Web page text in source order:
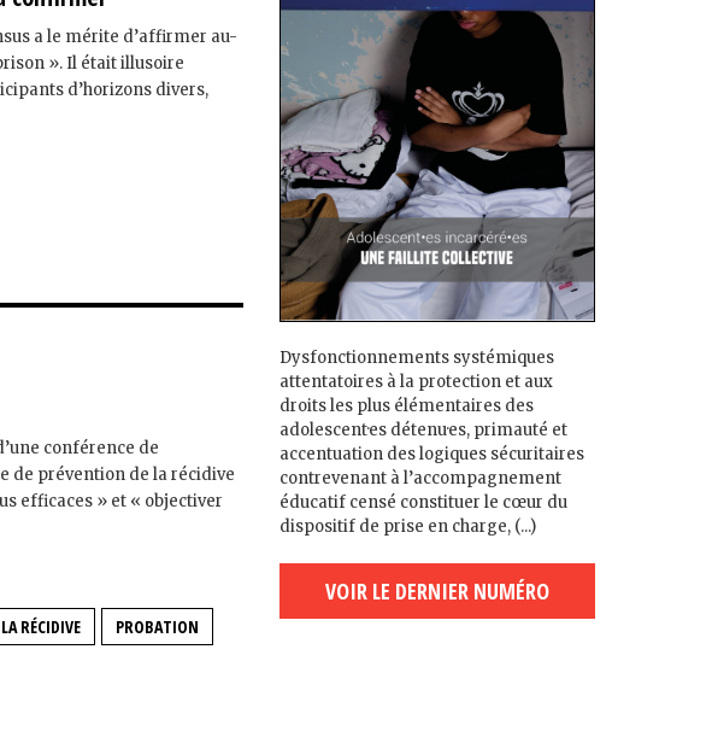
a le mérite d’affirmer au-
». Il était illusoire
d’horizons divers,
conférence de
de prévention de la récidive
efficaces » et « objectiver
RÉCIDIVE PROBATION
Dysfonctionnements systémiques
attentatoires à la protection et aux
droits les plus élémentaires des
adolescent·es détenu·es, primauté et
accentuation des logiques sécuritaires
contrevenant à l’accompagnement
éducatif censé constituer le cœur du
dispositif de prise en charge, (...)
VOIR LE DERNIER NUMÉRO